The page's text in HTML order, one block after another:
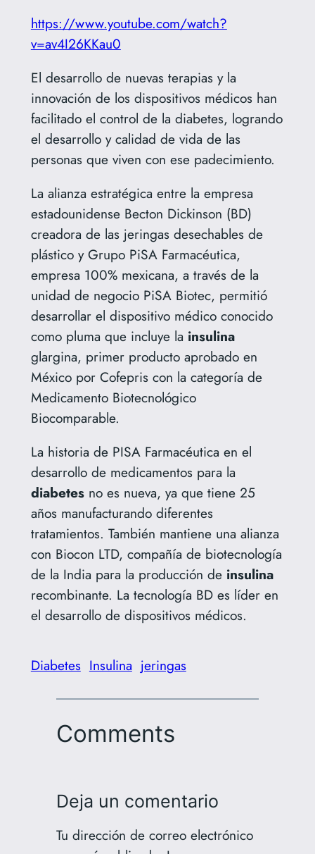
https://www.youtube.com/watch?
v=av4I26KKau0
El desarrollo de nuevas terapias y la
innovación de los dispositivos médicos han
facilitado el control de la diabetes, logrando
el desarrollo y calidad de vida de las
personas que viven con ese padecimiento.
La alianza estratégica entre la empresa
estadounidense Becton Dickinson (BD)
creadora de las jeringas desechables de
plástico y Grupo PiSA Farmacéutica,
empresa 100% mexicana, a través de la
unidad de negocio PiSA Biotec, permitió
desarrollar el dispositivo médico conocido
como pluma que incluye la insulina
glargina, primer producto aprobado en
México por Cofepris con la categoría de
Medicamento Biotecnológico
Biocomparable.
La historia de PISA Farmacéutica en el
desarrollo de medicamentos para la
diabetesno es nueva, ya que tiene 25
años manufacturando diferentes
tratamientos. También mantiene una alianza
con Biocon LTD, compañía de biotecnología
de la India para la producción de insulina
recombinante. La tecnología BD es líder en
el desarrollo de dispositivos médicos.
Diabetes Insulina jeringas
Comments
Deja un comentario
Tu dirección de correo electrónico